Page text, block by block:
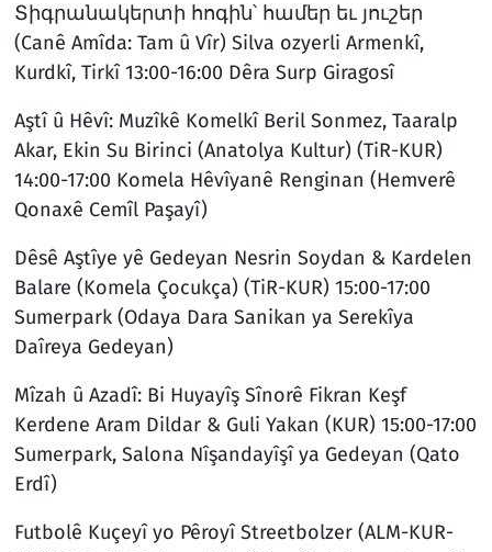
Տիգրանակերտի հոգին՝ համեր եւ յուշեր
(Canê Amîda: Tam û Vîr) Silva ozyerli Armenkî,
Kurdkî, Tirkî 13:00-16:00 Dêra Surp Giragosî
Aştî û Hêvî: Muzîkê Komelkî Beril Sonmez, Taaralp
Akar, Ekin Su Birinci (Anatolya Kultur) (TiR-KUR)
14:00-17:00 Komela Hêvîyanê Renginan (Hemverê
Qonaxê Cemîl Paşayî)
Dêsê Aştîye yê Gedeyan Nesrin Soydan & Kardelen
Balare (Komela Çocukça) (TiR-KUR) 15:00-17:00
Sumerpark (Odaya Dara Sanikan ya Serekîya
Daîreya Gedeyan)
Mîzah û Azadî: Bi Huyayîş Sînorê Fikran Keşf
Kerdene Aram Dildar & Guli Yakan (KUR) 15:00-17:00
Sumerpark, Salona Nîşandayîşî ya Gedeyan (Qato
Erdî)
Futbolê Kuçeyî yo Pêroyî Streetbolzer (ALM-KUR-